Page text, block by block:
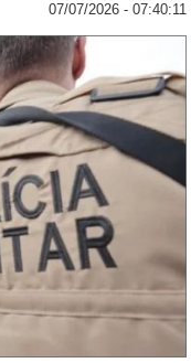
07/07/2026 - 07:40:11